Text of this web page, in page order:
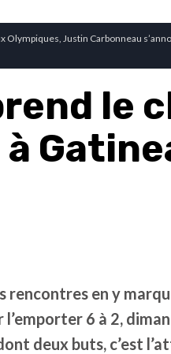
Olympiques, Justin Carbonneau
le
rencontres en y
6 à 2,
deux buts, c’est